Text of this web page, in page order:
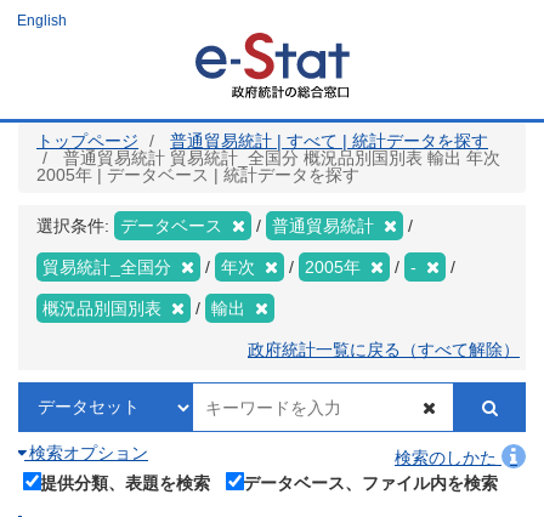
ツ
English
トップページ
普通貿易統計 | すべて | 統計データを探す
普通貿易統計 貿易統計_全国分 概況品別国別表 輸出 年次
2005年 | データベース | 統計データを探す
選択条件: データベース 普通貿易統計
貿易統計_全国分 年次 2005年 -
概況品別国別表 輸出
政府統計一覧に戻る（すべて解除）
検索オプション
検索のしかた
提供分類、表題を検索
データベース、ファイル内を検索